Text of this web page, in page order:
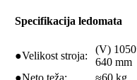
Specifikacija ledomata
●Velikost stroja:
(V)
640 mm
●Neto teža:
≈60 kg